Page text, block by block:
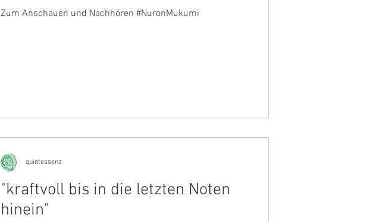
Zum Anschauen und Nachhören #NuronMukumi
"kraftvoll bis in die letzten Noten
hinein"
quintessenz